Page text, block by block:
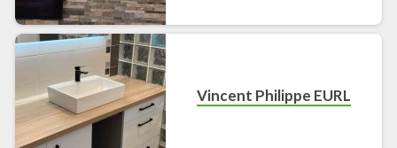
Vincent Philippe EURL